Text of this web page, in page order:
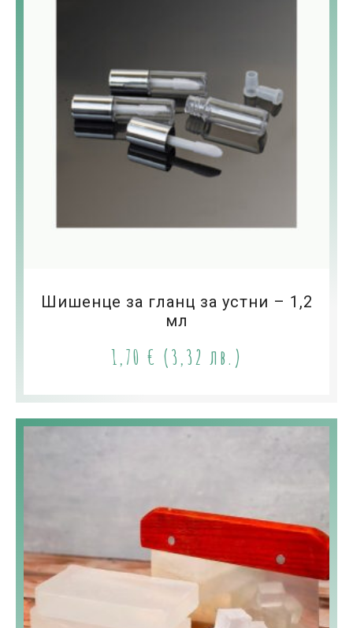
Шишенце за гланц за устни – 1,2
мл
1,70 € (3,32 лв.)